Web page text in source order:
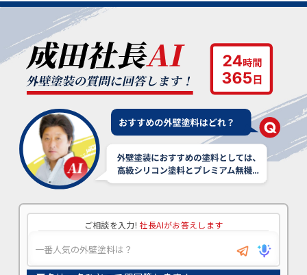
ご相談を入力! 社長AIがお答えします